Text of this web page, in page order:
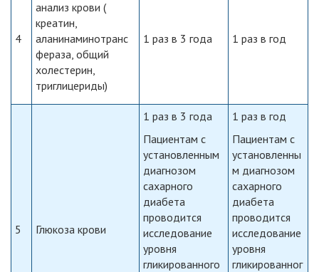
4
анализ крови (
креатин,
аланинаминотранс
фераза, общий
холестерин,
триглицериды)
1 раз в 3 года 1 раз в год
5 Глюкоза крови
1 раз в 3 года
Пациентам с
установленным
диагнозом
сахарного
диабета
проводится
исследование
уровня
гликированного
1 раз в год
Пациентам с
установленны
м диагнозом
сахарного
диабета
проводится
исследование
уровня
гликированног